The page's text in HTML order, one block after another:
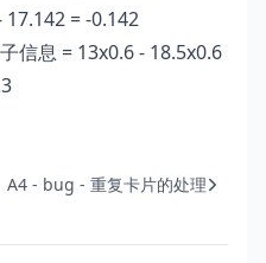
= -0.142
信息 = 13x0.6 - 18.5x0.6
A4 - bug - 重复卡片的处理